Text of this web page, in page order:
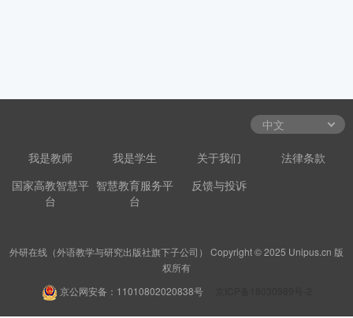
我是教师 我是学生 关于我们
法律条款
国家高教智慧平
台
智慧教育服务平
台
反馈与投诉
外研在线（外语教学与研究出版社旗下子公司） Copyright © 2025 Unipus.cn 版
权所有
京公网安备：11010802020838号